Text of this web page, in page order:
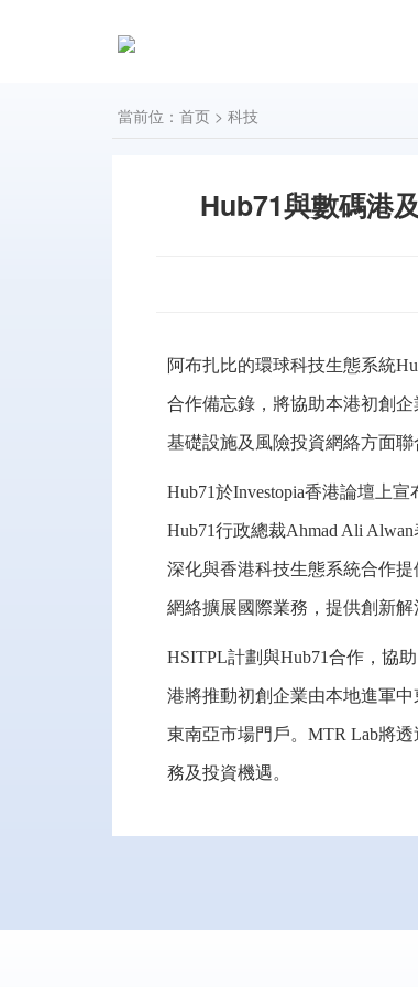
當前位： 首页 > 科技
Hub71與數碼港
阿布扎比的環球科技生態系統
合作備忘錄，將協助本港初創
基礎設施及風險投資網絡方面聯
Hub71於Investopia香港論壇上
Hub71行政總裁Ahmad Ali
深化與香港科技生態系統合作
網絡擴展國際業務，提供創新解
HSITPL計劃與Hub71合作，協
港將推動初創企業由本地進軍
東南亞市場門戶。MTR Lab將
務及投資機遇。